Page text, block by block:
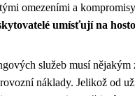
omezeními a
umísťují na
služeb musí nějakým
náklady. Jelikož od